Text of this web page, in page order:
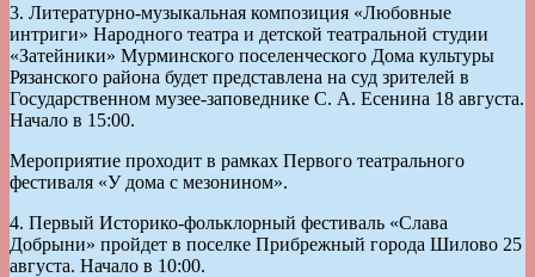
3. Литературно-музыкальная композиция «Любовные
интриги» Народного театра и детской театральной студии
«Затейники» Мурминского поселенческого Дома культуры
Рязанского района будет представлена на суд зрителей в
Государственном музее-заповеднике С. А. Есенина 18 августа.
Начало в 15:00.
Мероприятие проходит в рамках Первого театрального
фестиваля «У дома с мезонином».
4. Первый Историко-фольклорный фестиваль «Слава
Добрыни» пройдет в поселке Прибрежный города Шилово 25
августа. Начало в 10:00.